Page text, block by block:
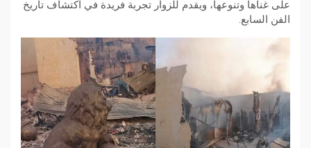
على غناها وتنوعها، ويقدم للزوار تجربة فريدة في اكتشاف تاريخ
الفن السابع.